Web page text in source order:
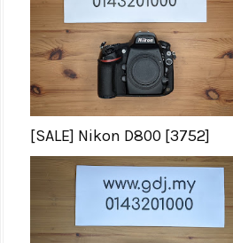
[SALE] Nikon D800 [3752]